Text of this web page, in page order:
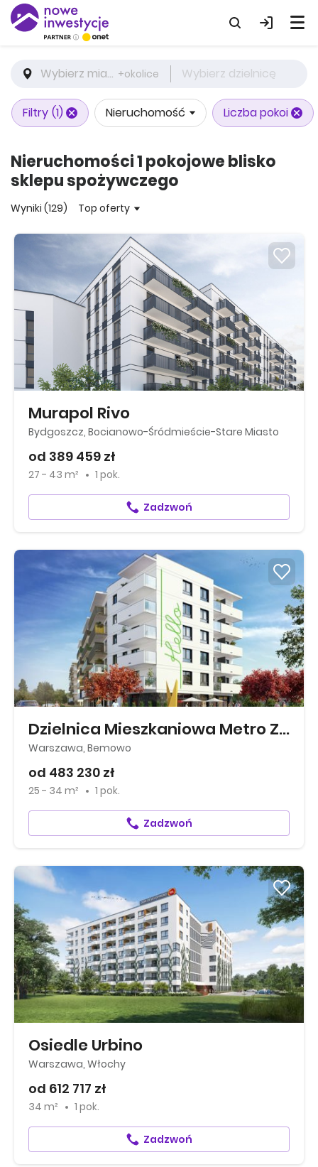
Wybierz miasto +okolice Wybierz dzielnicę
Filtry (1) Nieruchomość Liczba pokoi
Nieruchomości 1 pokojowe blisko
sklepu spożywczego
Wyniki (129) Top oferty
Murapol Rivo
Bydgoszcz, Bocianowo-Śródmieście-Stare Miasto
od 389 459 zł
27 - 43 m² 1 pok.
Zadzwoń
Dzielnica Mieszkaniowa Metro Zachód
Warszawa, Bemowo
od 483 230 zł
25 - 34 m² 1 pok.
Zadzwoń
Osiedle Urbino
Warszawa, Włochy
od 612 717 zł
34 m² 1 pok.
Zadzwoń